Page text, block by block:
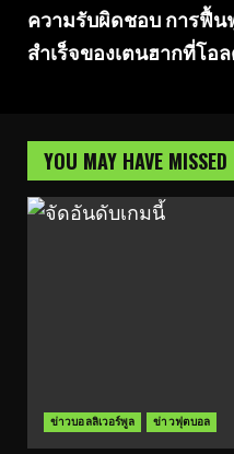
ความรับผิดชอบ การฟื้
สำเร็จของเตนฮากที่โ
YOU MAY HAVE MISSED
ข่าวบอลลิเวอร์พูล ข่าวฟุตบอล